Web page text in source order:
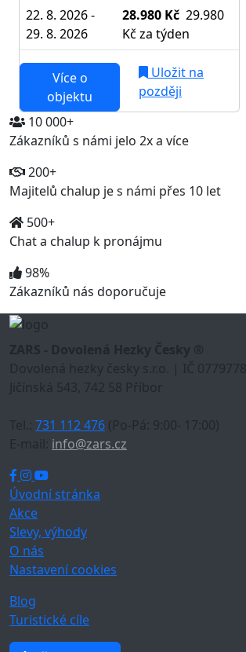
22. 8. 2026 -
29. 8. 2026
28.980 Kč 29.980
Kč za týden
Více o
objektu
Uložit na
později
10 000+
Zákazníků s námi jelo 2x a více
200+
Majitelů chalup je s námi přes 10 let
500+
Chat a chalup k pronájmu
98%
Zákazníků nás doporučuje
ZARS - Dovolená Hezky Česky ®
Dovolená hezky česky s.r.o. | IČ 07797788
Jičínská 543, 742 58 Příbor
Tel.: 731 112 476 (Po-Pá: 9:00- 17:00)
E-mail: info@zars.cz
Úvodní stránka
Akce
Slevy, výhody
O nás
Nastavení cookies
Blog
Turistické cíle